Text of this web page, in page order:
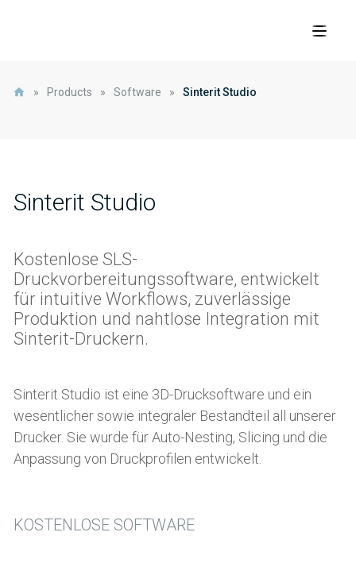
» Products » Software » Sinterit Studio
Sinterit Studio
Kostenlose SLS-
Druckvorbereitungssoftware, entwickelt
für intuitive Workflows, zuverlässige
Produktion und nahtlose Integration mit
Sinterit-Druckern.
Sinterit Studio ist eine 3D-Drucksoftware und ein
wesentlicher sowie integraler Bestandteil all unserer
Drucker. Sie wurde für Auto-Nesting, Slicing und die
Anpassung von Druckprofilen entwickelt.
KOSTENLOSE SOFTWARE